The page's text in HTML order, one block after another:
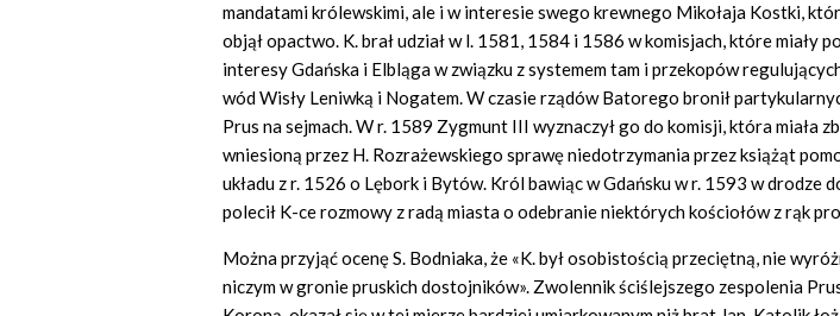
mandatami królewskimi, ale i w interesie swego krewnego Mikołaja Kostki,
objął opactwo. K. brał udział w l. 1581, 1584 i 1586 w komisjach, które miały
interesy Gdańska i Elbląga w związku z systemem tam i przekopów
wód Wisły Leniwką i Nogatem. W czasie rządów Batorego bronił
Prus na sejmach. W r. 1589 Zygmunt III wyznaczył go do komisji, która miała
wniesioną przez H. Rozrażewskiego sprawę niedotrzymania przez książąt
układu z r. 1526 o Lębork i Bytów. Król bawiąc w Gdańsku w r. 1593 w drodze
polecił K-ce rozmowy z radą miasta o odebranie niektórych kościołów z rąk
Można przyjąć ocenę S. Bodniaka, że «K. był osobistością przeciętną, nie
niczym w gronie pruskich dostojników». Zwolennik ściślejszego zespolenia